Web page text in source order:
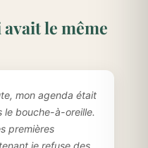
le même
mon agenda était
le bouche-à-oreille.
premières
je refuse des